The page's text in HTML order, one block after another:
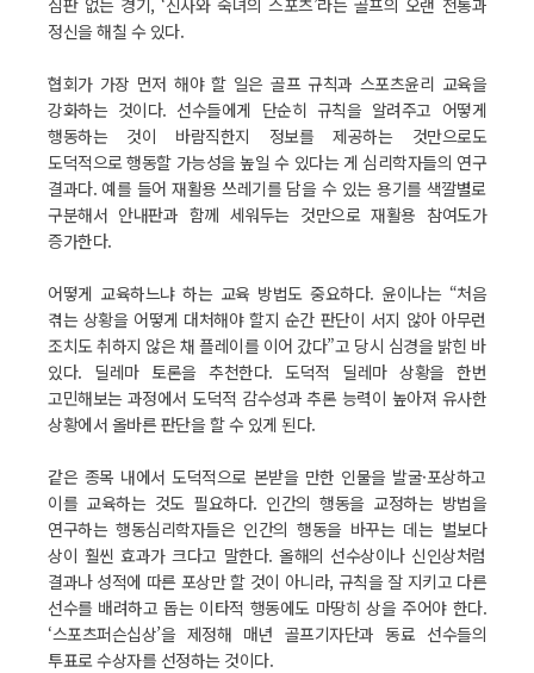
정신을 해칠 수 있다.
협회가 가장 먼저 해야 할 일은 골프 규칙과 스포츠윤리 교육을
강화하는 것이다. 선수들에게 단순히 규칙을 알려주고 어떻게
행동하는 것이 바람직한지 정보를 제공하는 것만으로도
도덕적으로 행동할 가능성을 높일 수 있다는 게 심리학자들의 연구
결과다. 예를 들어 재활용 쓰레기를 담을 수 있는 용기를 색깔별로
구분해서 안내판과 함께 세워두는 것만으로 재활용 참여도가
증가한다.
어떻게 교육하느냐 하는 교육 방법도 중요하다. 윤이나는 “처음
겪는 상황을 어떻게 대처해야 할지 순간 판단이 서지 않아 아무런
조치도 취하지 않은 채 플레이를 이어 갔다”고 당시 심경을 밝힌 바
있다. 딜레마 토론을 추천한다. 도덕적 딜레마 상황을 한번
고민해보는 과정에서 도덕적 감수성과 추론 능력이 높아져 유사한
상황에서 올바른 판단을 할 수 있게 된다.
같은 종목 내에서 도덕적으로 본받을 만한 인물을 발굴·포상하고
이를 교육하는 것도 필요하다. 인간의 행동을 교정하는 방법을
연구하는 행동심리학자들은 인간의 행동을 바꾸는 데는 벌보다
상이 훨씬 효과가 크다고 말한다. 올해의 선수상이나 신인상처럼
결과나 성적에 따른 포상만 할 것이 아니라, 규칙을 잘 지키고 다른
선수를 배려하고 돕는 이타적 행동에도 마땅히 상을 주어야 한다.
‘스포츠퍼슨십상’을 제정해 매년 골프기자단과 동료 선수들의
투표로 수상자를 선정하는 것이다.